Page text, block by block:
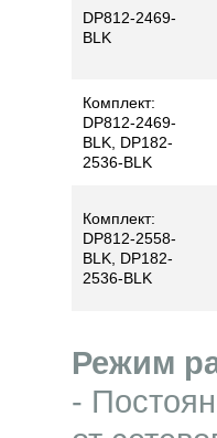
DP812-2469-
BLK
Комплект:
DP812-2469-
BLK, DP182-
2536-BLK
Комплект:
DP812-2558-
BLK, DP182-
2536-BLK
Режим
-